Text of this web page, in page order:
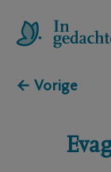
← Vorige